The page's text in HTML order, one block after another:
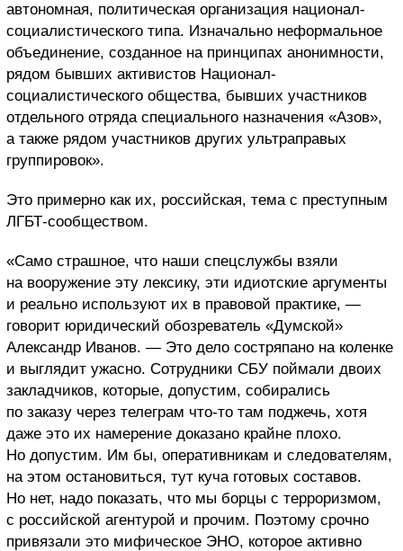
автономная, политическая организация национал-
социалистического типа. Изначально неформальное
объединение, созданное на принципах анонимности,
рядом бывших активистов Национал-
социалистического общества, бывших участников
отдельного отряда специального назначения «Азов»,
а также рядом участников других ультраправых
группировок».
Это примерно как их, российская, тема с преступным
ЛГБТ-сообществом.
«Само страшное, что наши спецслужбы взяли
на вооружение эту лексику, эти идиотские аргументы
и реально используют их в правовой практике, —
говорит юридический обозреватель «Думской»
Александр Иванов. — Это дело состряпано на коленке
и выглядит ужасно. Сотрудники СБУ поймали двоих
закладчиков, которые, допустим, собирались
по заказу через телеграм что-то там поджечь, хотя
даже это их намерение доказано крайне плохо.
Но допустим. Им бы, оперативникам и следователям,
на этом остановиться, тут куча готовых составов.
Но нет, надо показать, что мы борцы с терроризмом,
с российской агентурой и прочим. Поэтому срочно
привязали это мифическое ЭНО, которое активно